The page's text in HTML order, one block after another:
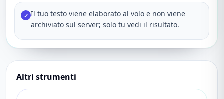
✓ Il tuo testo viene elaborato al volo e non viene
archiviato sul server; solo tu vedi il risultato.
Altri strumenti